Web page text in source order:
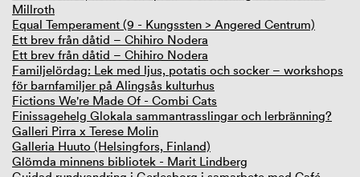
Millroth
Equal Temperament (9 - Kungssten > Angered Centrum)
Ett brev från dåtid – Chihiro Nodera
Ett brev från dåtid – Chihiro Nodera
Familjelördag: Lek med ljus, potatis och socker – workshops
för barnfamiljer på Alingsås kulturhus
Fictions We're Made Of - Combi Cats
Finissagehelg Glokala sammantrasslingar och lerbränning?
Galleri Pirra x Terese Molin
Galleria Huuto (Helsingfors, Finland)
Glömda minnens bibliotek - Marit Lindberg